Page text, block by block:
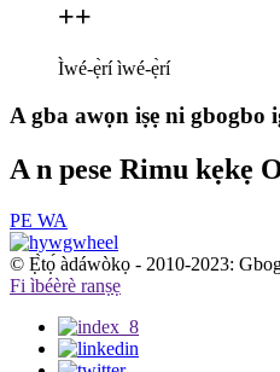
++
Ìwé-ẹ̀rí ìwé-ẹ̀rí
A gba awọn iṣẹ ni gbogbo
A n pese Rimu kẹkẹ
PE WA
© Ẹ̀tọ́ àdáwòkọ - 2010-2023:
Fi ìbéèrè ranṣẹ